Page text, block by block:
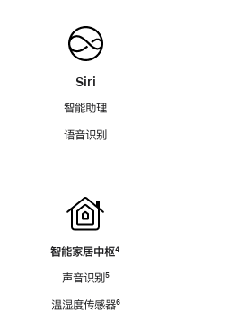
Siri
智能助理
语音识别
智能家居中枢脚
⁴
声音识别脚
⁵
温湿度传感器脚
⁶